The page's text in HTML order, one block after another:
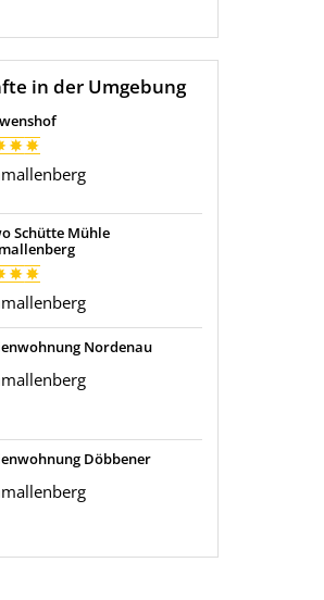
in der Umgebung
Schütte Mühle
Nordenau
Döbbener